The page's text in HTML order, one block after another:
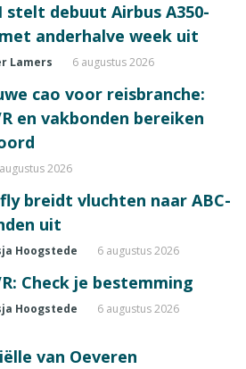
stelt debuut Airbus A350-
anderhalve week uit
Lamers 6 augustus 2026
cao voor reisbranche:
en vakbonden bereiken
2026
breidt vluchten naar ABC-
uit
Hoogstede 6 augustus 2026
Check je bestemming
Hoogstede 6 augustus 2026
van Oeveren